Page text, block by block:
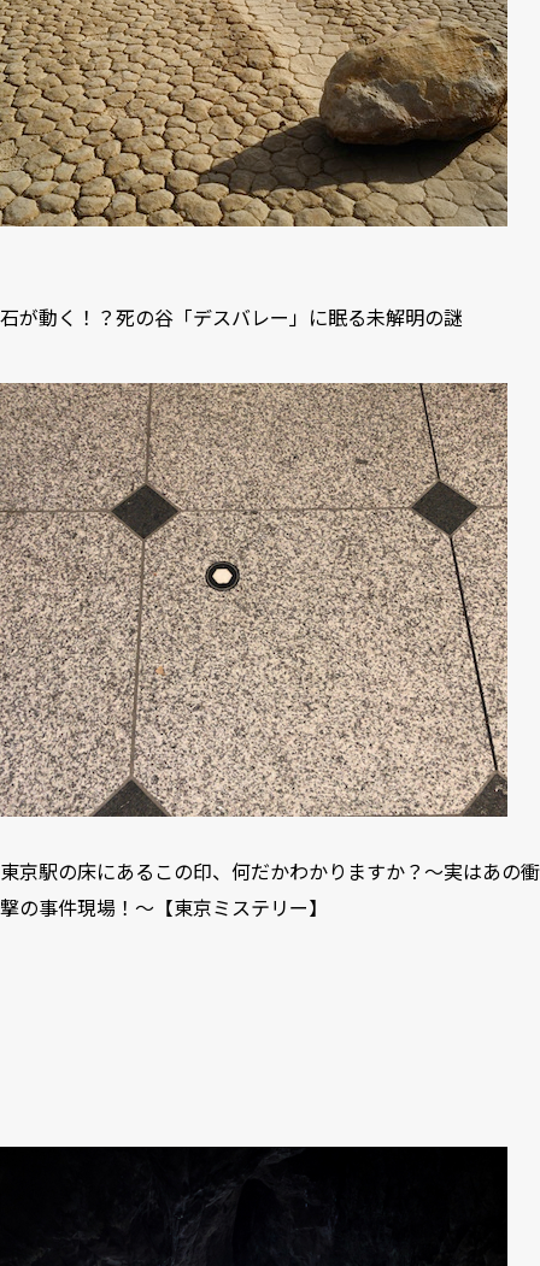
石が動く！？死の谷「デスバレー」に眠る未解明の謎
東京駅の床にあるこの印、何だかわかりますか？〜実はあの衝
撃の事件現場！〜【東京ミステリー】